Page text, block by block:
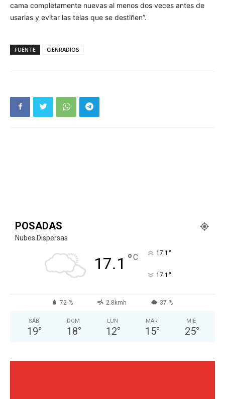
cama completamente nuevas al menos dos veces antes de
usarlas y evitar las telas que se destiñen”.
FUENTE CIENRADIOS
POSADAS
Nubes Dispersas
17.1 °C 17.1 °
17.1 °
72 % 2.8kmh 37 %
SÁB
19°
DOM
18°
LUN
12°
MAR
15°
MIÉ
25°